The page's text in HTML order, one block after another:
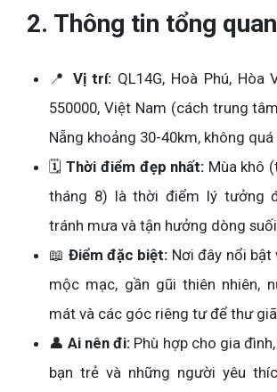
2. Thông tin tổng quan
📍 Vị trí: QL14G, Hoà Phú, Hòa
550000, Việt Nam (cách trung
Nẵng khoảng 30-40km, không quá
🗓️Thời điểm đẹp nhất: Mùa khô
tháng 8) là thời điểm lý tưởng
tránh mưa và tận hưởng dòng
📖 Điểm đặc biệt: Nơi đây nổi bật
mộc mạc, gần gũi thiên nhiên,
mát và các góc riêng tư để thư
👤Ai nên đi: Phù hợp cho gia
bạn trẻ và những người yêu